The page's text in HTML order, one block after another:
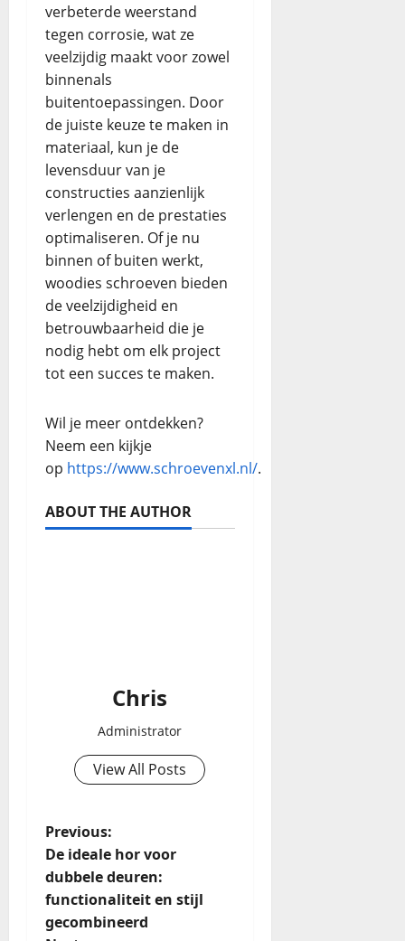
verbeterde weerstand
tegen corrosie, wat ze
veelzijdig maakt voor zowel
binnenals
buitentoepassingen. Door
de juiste keuze te maken in
materiaal, kun je de
levensduur van je
constructies aanzienlijk
verlengen en de prestaties
optimaliseren. Of je nu
binnen of buiten werkt,
woodies schroeven bieden
de veelzijdigheid en
betrouwbaarheid die je
nodig hebt om elk project
tot een succes te maken.
Wil je meer ontdekken?
Neem een kijkje
op https://www.schroevenxl.nl/.
ABOUT THE AUTHOR
Chris
Administrator
View All Posts
Previous:
De ideale hor voor
dubbele deuren:
functionaliteit en stijl
gecombineerd